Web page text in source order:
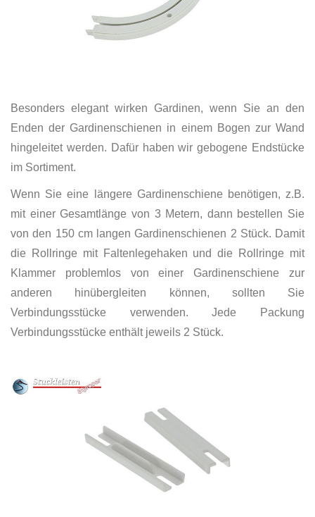
Besonders elegant wirken Gardinen, wenn Sie an den
Enden der Gardinenschienen in einem Bogen zur Wand
hingeleitet werden. Dafür haben wir gebogene Endstücke
im Sortiment.
Wenn Sie eine längere Gardinenschiene benötigen, z.B.
mit einer Gesamtlänge von 3 Metern, dann bestellen Sie
von den 150 cm langen Gardinenschienen 2 Stück. Damit
die Rollringe mit Faltenlegehaken und die Rollringe mit
Klammer problemlos von einer Gardinenschiene zur
anderen hinübergleiten können, sollten Sie
Verbindungsstücke verwenden. Jede Packung
Verbindungsstücke enthält jeweils 2 Stück.